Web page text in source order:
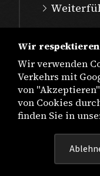
Wir
Wir verwenden
Verkehrs mit
von
von Cookies
finden Sie in